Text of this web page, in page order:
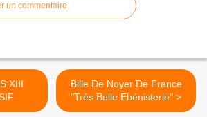
un commentaire
Bille De Noyer De France
"Très Belle Ebénisterie" >